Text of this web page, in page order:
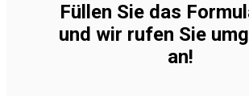
Füllen Sie das
und wir rufen Sie
an!